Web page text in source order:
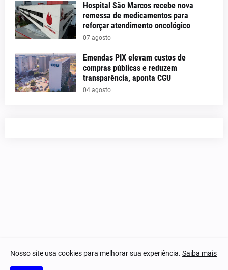
Hospital São Marcos recebe nova
remessa de medicamentos para
reforçar atendimento oncológico
07 agosto
Emendas PIX elevam custos de
compras públicas e reduzem
transparência, aponta CGU
04 agosto
© 2023-2025 Notícias Piauí - Todos os direitos reservados.
Nosso site usa cookies para melhorar sua experiência. Saiba mais